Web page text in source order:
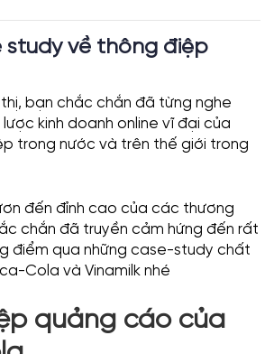
study về thông điệp
bạn chắc chắn đã từng nghe
kinh doanh online vĩ đại của
trong nước và trên thế giới trong
đến đỉnh cao của các thương
chắn đã truyền cảm hứng đến rất
điểm qua những case-study chất
Cola và Vinamilk nhé
quảng cáo của